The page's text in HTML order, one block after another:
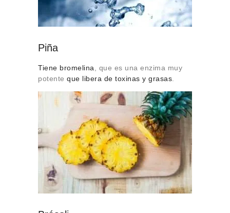
Piña
Tiene bromelina , que es una enzima muy
potente que libera de toxinas y grasas